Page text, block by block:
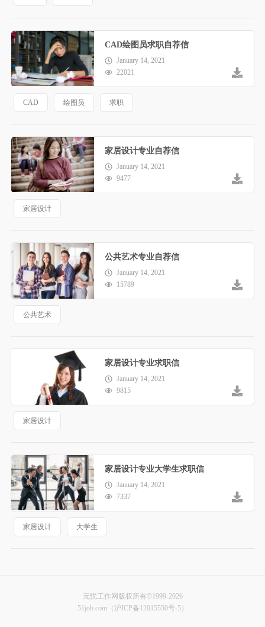
CAD绘图员求职自荐信
January 14, 2021
22021
CAD 绘图员 求职
家居设计专业自荐信
January 14, 2021
9477
家居设计
公共艺术专业自荐信
January 14, 2021
15789
公共艺术
家居设计专业求职信
January 14, 2021
9815
家居设计
家居设计专业大学生求职信
January 14, 2021
7337
家居设计 大学生
无忧工作网版权所有©1999-2026
51job.com（沪ICP备12015550号-5）